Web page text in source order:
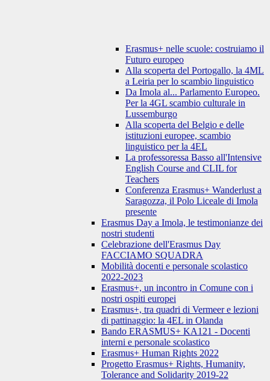
Erasmus+ nelle scuole: costruiamo il
Futuro europeo
Alla scoperta del Portogallo, la 4ML
a Leiria per lo scambio linguistico
Da Imola al... Parlamento Europeo.
Per la 4GL scambio culturale in
Lussemburgo
Alla scoperta del Belgio e delle
istituzioni europee, scambio
linguistico per la 4EL
La professoressa Basso all'Intensive
English Course and CLIL for
Teachers
Conferenza Erasmus+ Wanderlust a
Saragozza, il Polo Liceale di Imola
presente
Erasmus Day a Imola, le testimonianze dei
nostri studenti
Celebrazione dell'Erasmus Day
FACCIAMO SQUADRA
Mobilità docenti e personale scolastico
2022-2023
Erasmus+, un incontro in Comune con i
nostri ospiti europei
Erasmus+, tra quadri di Vermeer e lezioni
di pattinaggio: la 4EL in Olanda
Bando ERASMUS+ KA121 - Docenti
interni e personale scolastico
Erasmus+ Human Rights 2022
Progetto Erasmus+ Rights, Humanity,
Tolerance and Solidarity 2019-22